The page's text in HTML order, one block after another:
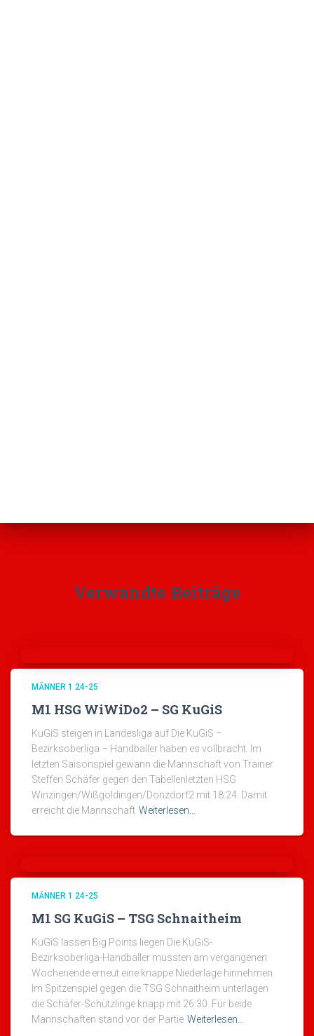
Verwandte Beiträge
MÄNNER 1 24-25
M1 HSG WiWiDo2 – SG KuGiS
KuGiS steigen in Landesliga auf Die KuGiS –
Bezirksoberliga – Handballer haben es vollbracht. Im
letzten Saisonspiel gewann die Mannschaft von Trainer
Steffen Schäfer gegen den Tabellenletzten HSG
Winzingen/Wißgoldingen/Donzdorf2 mit 18:24. Damit
erreicht die Mannschaft Weiterlesen…
MÄNNER 1 24-25
M1 SG KuGiS – TSG Schnaitheim
KuGiS lassen Big Points liegen Die KuGiS-
Bezirksoberliga-Handballer mussten am vergangenen
Wochenende erneut eine knappe Niederlage hinnehmen.
Im Spitzenspiel gegen die TSG Schnaitheim unterlagen
die Schäfer-Schützlinge knapp mit 26:30. Für beide
Mannschaften stand vor der Partie Weiterlesen…